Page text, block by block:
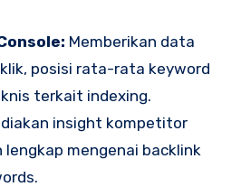
Memberikan data
posisi rata-rata keyword
terkait indexing.
insight kompetitor
lengkap mengenai backlink